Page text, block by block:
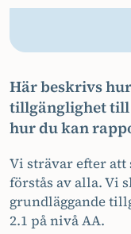
Här beskrivs
tillgänglighet till
hur du kan
Vi strävar efter att
förstås av alla. Vi
grundläggande
2.1 på nivå AA.